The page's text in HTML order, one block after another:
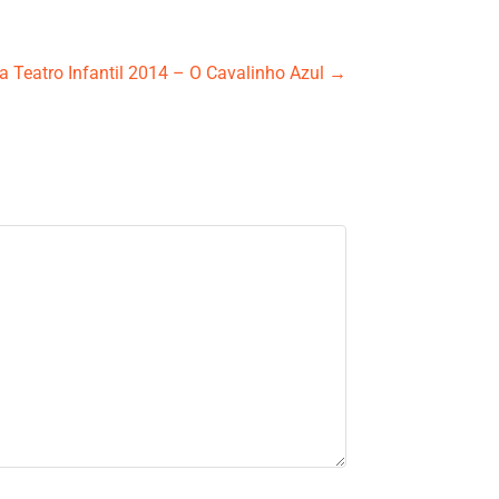
Teatro Infantil 2014 – O Cavalinho Azul →